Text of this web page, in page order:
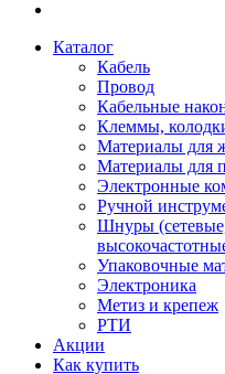
Каталог
Кабель
Провод
Кабельные
Клеммы,
Материалы для
Материалы для
Электронные
Ручной
Шнуры
Упаковочные
Электроника
Метиз и крепеж
РТИ
Акции
Как купить